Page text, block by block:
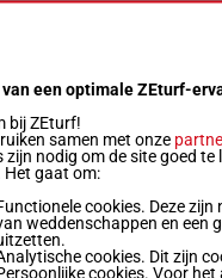
Officiële uitslag: 8 - 2 - 1
Officiële uitslag: 5 - 4 - 2
Officiële uitslag: 4 - 3 - 1
een optimale ZEturf-
bij ZEturf!
samen met onze
zijn nodig om de site goed
Het gaat om:
cookies. Deze
weddenschappen en een
cookies. Dit zijn
cookies. Voor